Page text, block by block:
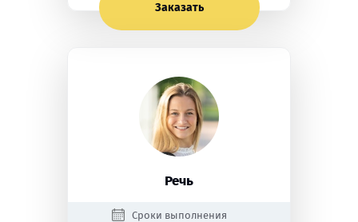
Заказать
Речь
Сроки выполнения